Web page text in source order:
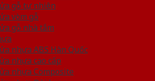
gỗ tự nhiên
vòm gỗ
gỗ nhà tắm
nhựa ABS Hàn Quốc
nhựa cao cấp
nhựa Composite